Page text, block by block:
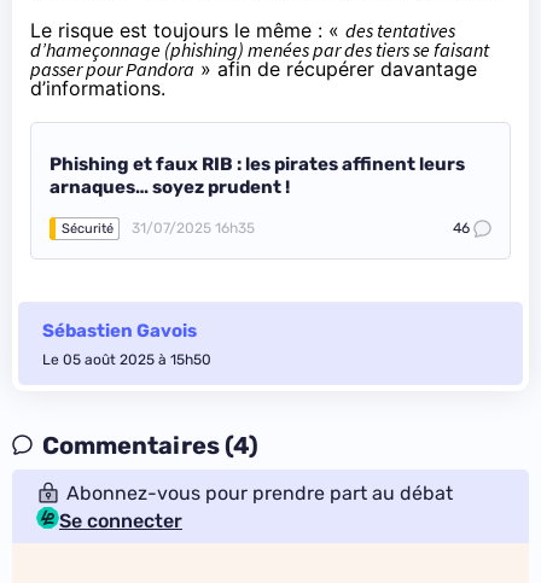
Le risque est toujours le même : « des tentatives
d’hameçonnage (phishing) menées par des tiers se faisant
passer pour Pandora » afin de récupérer davantage
d’informations.
Phishing et faux RIB : les pirates affinent leurs
arnaques… soyez prudent !
Sécurité 31/07/2025 16h35 46
Sébastien Gavois
Le 05 août 2025 à 15h50
Commentaires (4)
Abonnez-vous pour prendre part au débat
Se connecter